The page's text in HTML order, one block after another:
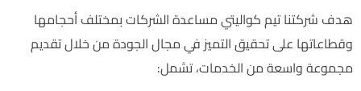
هدف شركتنا تيم كواليتي مساعدة الشركات بمختلف أحجامها
وقطاعاتها على تحقيق التميز في مجال الجودة من خلال تقديم
مجموعة واسعة من الخدمات، تشمل: